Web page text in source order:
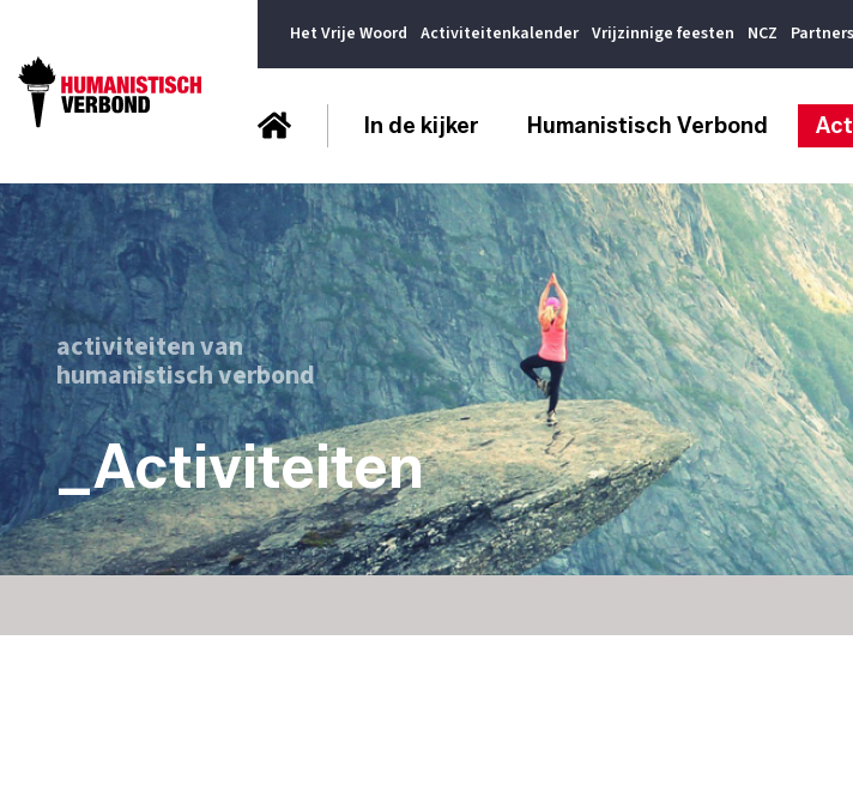
Het Vrije Woord Activiteitenkalender Vrijzinnige feesten NCZ Partners
In de kijker Humanistisch Verbond
activiteiten van
humanistisch verbond
_Activiteiten